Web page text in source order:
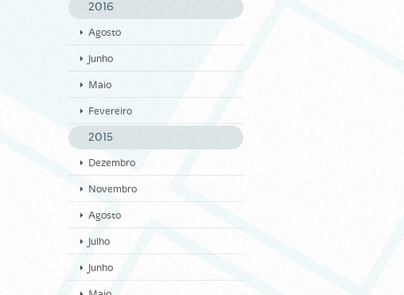
2016
Agosto
Junho
Maio
Fevereiro
2015
Dezembro
Novembro
Agosto
Julho
Junho